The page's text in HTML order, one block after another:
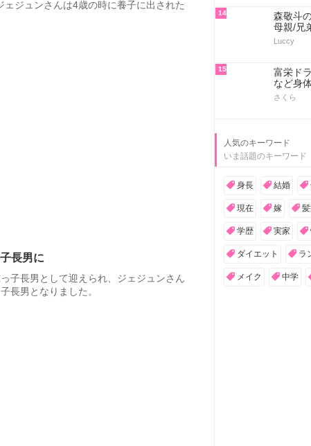
ェジュンさんは4歳の時に養子に出された
長男に
子長男として迎えられ、ジェジュンさん
長男となりました。
14
森敬斗
母親/兄
Luccy
15
富栄ド
など身
さくら
人気のキーワード
いま話題のキーワード
身長 結婚
現在 嫁
学歴 実家
ダイエット ラ
メイク 中学